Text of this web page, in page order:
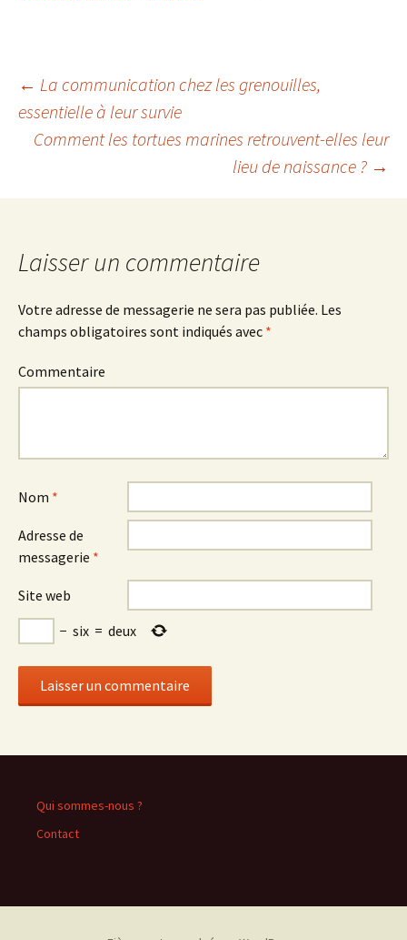
Navigation
des
articles
← La communication chez les grenouilles,
essentielle à leur survie
Comment les tortues marines retrouvent-elles leur
lieu de naissance ? →
Laisser un commentaire
Votre adresse de messagerie ne sera pas publiée. Les
champs obligatoires sont indiqués avec *
Commentaire
Nom *
Adresse de
messagerie *
Site web
− six = deux
Qui sommes-nous ?
Contact